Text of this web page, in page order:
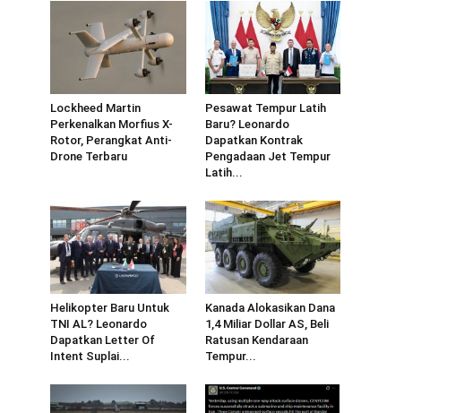
Lockheed Martin
Perkenalkan Morfius X-
Rotor, Perangkat Anti-
Drone Terbaru
Pesawat Tempur Latih
Baru? Leonardo
Dapatkan Kontrak
Pengadaan Jet Tempur
Latih...
Helikopter Baru Untuk
TNI AL? Leonardo
Dapatkan Letter Of
Intent Suplai...
Kanada Alokasikan Dana
1,4 Miliar Dollar AS, Beli
Ratusan Kendaraan
Tempur...